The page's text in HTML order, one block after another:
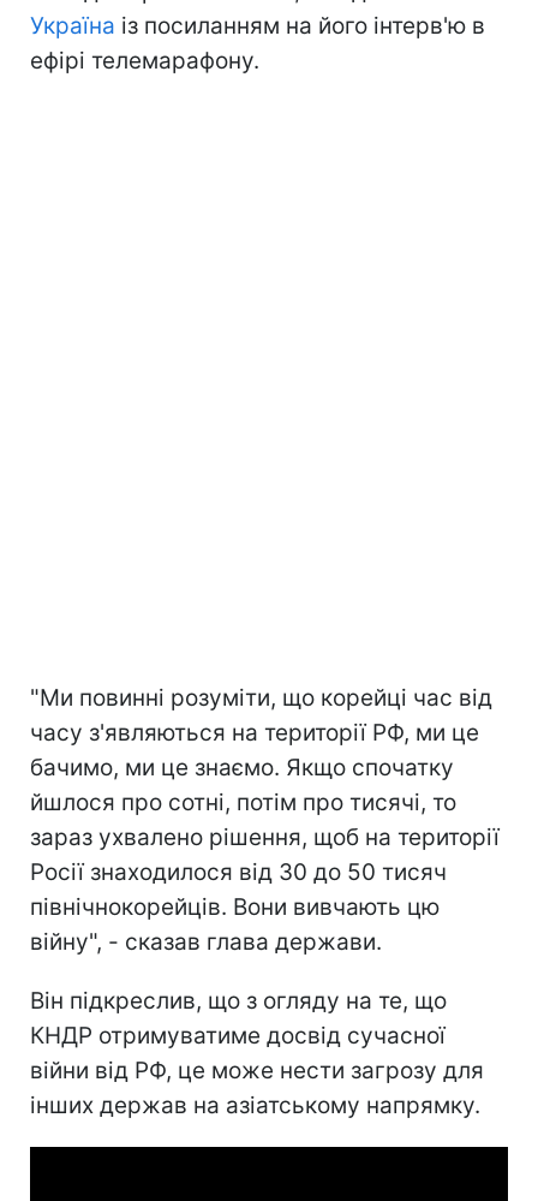
Україна із посиланням на його інтерв'ю в
ефірі телемарафону.
"Ми повинні розуміти, що корейці час від
часу з'являються на території РФ, ми це
бачимо, ми це знаємо. Якщо спочатку
йшлося про сотні, потім про тисячі, то
зараз ухвалено рішення, щоб на території
Росії знаходилося від 30 до 50 тисяч
північнокорейців. Вони вивчають цю
війну", - сказав глава держави.
Він підкреслив, що з огляду на те, що
КНДР отримуватиме досвід сучасної
війни від РФ, це може нести загрозу для
інших держав на азіатському напрямку.